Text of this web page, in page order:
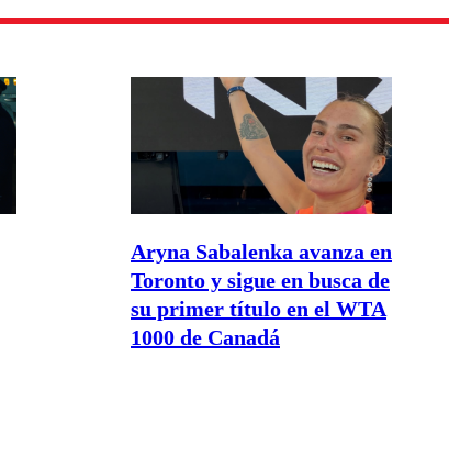
Aryna Sabalenka avanza en
Toronto y sigue en busca de
su primer título en el WTA
1000 de Canadá